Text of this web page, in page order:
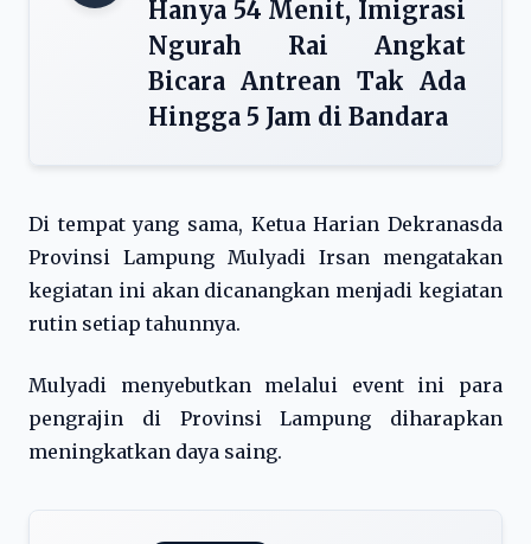
Hanya 54 Menit, Imigrasi
Ngurah Rai Angkat
Bicara Antrean Tak Ada
Hingga 5 Jam di Bandara
Di tempat yang sama, Ketua Harian Dekranasda
Provinsi Lampung Mulyadi Irsan mengatakan
kegiatan ini akan dicanangkan menjadi kegiatan
rutin setiap tahunnya.
Mulyadi menyebutkan melalui event ini para
pengrajin di Provinsi Lampung diharapkan
meningkatkan daya saing.